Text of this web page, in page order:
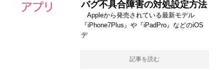
バグ不具合障害の対処設定方法
Appleから発売されている最新モデル
『iPhone7Plus』や『iPadPro』などのiOS
デ
記事を読む